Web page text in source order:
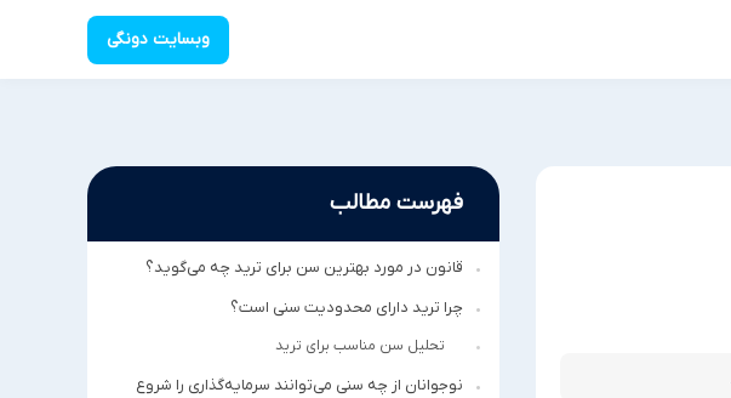
وبسایت دونگی
فهرست مطالب
قانون در مورد بهترین سن برای ترید چه می‌گوید؟
چرا ترید دارای محدودیت سنی است؟
تحلیل سن مناسب برای ترید
نوجوانان از چه سنی می‌توانند سرمایه‌گذاری را شروع